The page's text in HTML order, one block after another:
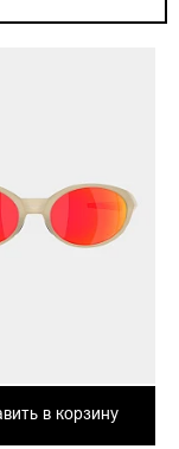
в корзину